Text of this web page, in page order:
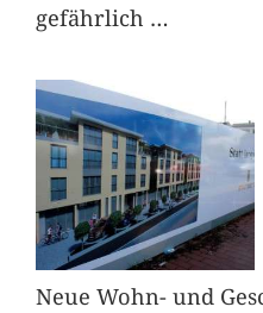
gefährlich …
Neue Wohn- und